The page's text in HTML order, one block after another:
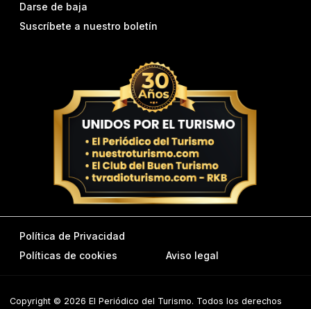
Darse de baja
Suscríbete a nuestro boletín
Política de Privacidad
Políticas de cookies
Aviso legal
Copyright © 2026 El Periódico del Turismo. Todos los derechos